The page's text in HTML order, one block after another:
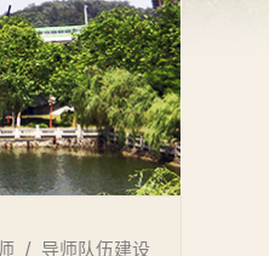
/ 导师队伍建设